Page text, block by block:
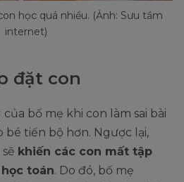
học quá nhiều. (Ảnh: Sưu tầm
internet)
đặt con
bố mẹ khi con làm sai bài
tiến bộ hơn. Ngược lại,
khiến các con mất tập
toán. Do đó, bố mẹ